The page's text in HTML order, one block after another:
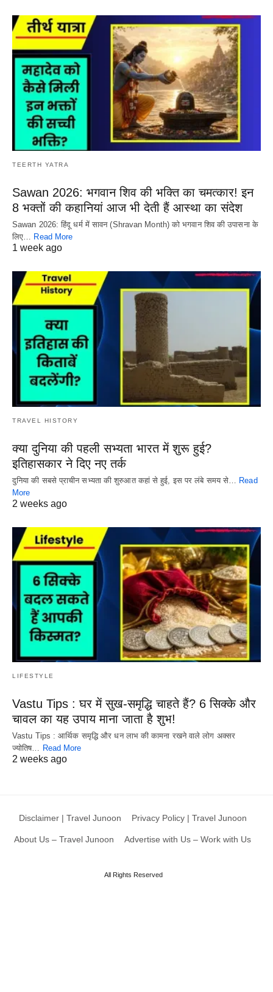
TEERTH YATRA
Sawan 2026: भगवान शिव की भक्ति का चमत्कार! इन
8 भक्तों की कहानियां आज भी देती हैं आस्था का संदेश
Sawan 2026: हिंदू धर्म में सावन (Shravan Month) को भगवान शिव की उपासना के
लिए…
Read More
1 week ago
TRAVEL HISTORY
क्या दुनिया की पहली सभ्यता भारत में शुरू हुई?
इतिहासकार ने दिए नए तर्क
दुनिया की सबसे प्राचीन सभ्यता की शुरुआत कहां से हुई, इस पर लंबे समय से… Read
More
2 weeks ago
LIFESTYLE
Vastu Tips : घर में सुख-समृद्धि चाहते हैं? 6 सिक्के और
चावल का यह उपाय माना जाता है शुभ!
Vastu Tips : आर्थिक समृद्धि और धन लाभ की कामना रखने वाले लोग अक्सर
ज्योतिष… Read More
2 weeks ago
Disclaimer | Travel Junoon Privacy Policy | Travel Junoon
About Us – Travel Junoon Advertise with Us – Work with Us
All Rights Reserved